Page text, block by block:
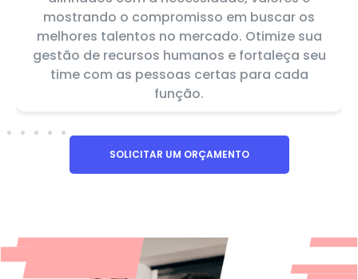
mostrando o compromisso em buscar os
melhores talentos no mercado. Otimize sua
gestão de recursos humanos e fortaleça seu
time com as pessoas certas para cada
função.
SOLICITAR UM ORÇAMENTO